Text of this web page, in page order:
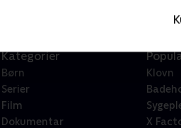
Kategorier
Børn
Serier
Film
Dokumentar
Klovn
X